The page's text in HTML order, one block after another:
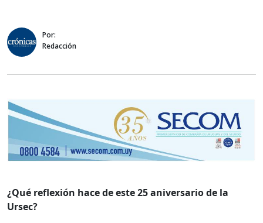
Por:
Redacción
¿Qué reflexión hace de este 25 aniversario de la
Ursec?